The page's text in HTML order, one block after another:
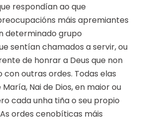
respondían ao que
máis apremiantes
determinado grupo
sentían chamados a servir, ou
de honrar a Deus que non
outras ordes. Todas elas
Nai de Dios, en maior ou
cada unha tiña o seu propio
ordes cenobíticas máis